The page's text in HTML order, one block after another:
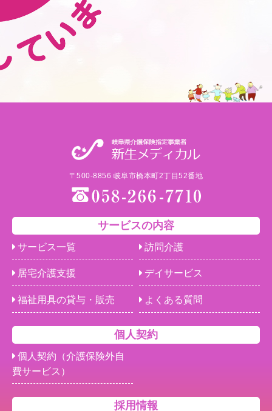
〒500-8856 岐阜市橋本町2丁目52番地
サービスの内容
サービス一覧 訪問介護
居宅介護支援 デイサービス
福祉用具の貸与・販売 よくある質問
個人契約
個人契約（介護保険外自
費サービス）
採用情報